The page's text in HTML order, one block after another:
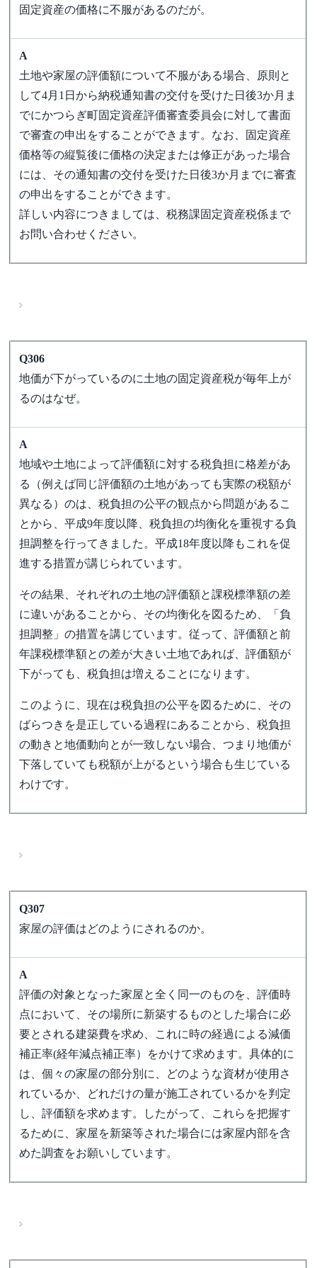
固定資産の価格に不服があるのだが。
A
土地や家屋の評価額について不服がある場合、原則と
して4月1日から納税通知書の交付を受けた日後3か月ま
でにかつらぎ町固定資産評価審査委員会に対して書面
で審査の申出をすることができます。なお、固定資産
価格等の縦覧後に価格の決定または修正があった場合
には、その通知書の交付を受けた日後3か月までに審査
の申出をすることができます。
詳しい内容につきましては、税務課固定資産税係まで
お問い合わせください。
Q306
地価が下がっているのに土地の固定資産税が毎年上が
るのはなぜ。
A
地域や土地によって評価額に対する税負担に格差があ
る（例えば同じ評価額の土地があっても実際の税額が
異なる）のは、税負担の公平の観点から問題があるこ
とから、平成9年度以降、税負担の均衡化を重視する負
担調整を行ってきました。平成18年度以降もこれを促
進する措置が講じられています。
その結果、それぞれの土地の評価額と課税標準額の差
に違いがあることから、その均衡化を図るため、「負
担調整」の措置を講じています。従って、評価額と前
年課税標準額との差が大きい土地であれば、評価額が
下がっても、税負担は増えることになります。
このように、現在は税負担の公平を図るために、その
ばらつきを是正している過程にあることから、税負担
の動きと地価動向とが一致しない場合、つまり地価が
下落していても税額が上がるという場合も生じている
わけです。
Q307
家屋の評価はどのようにされるのか。
A
評価の対象となった家屋と全く同一のものを、評価時
点において、その場所に新築するものとした場合に必
要とされる建築費を求め、これに時の経過による減価
補正率(経年減点補正率）をかけて求めます。具体的に
は、個々の家屋の部分別に、どのような資材が使用さ
れているか、どれだけの量が施工されているかを判定
し、評価額を求めます。したがって、これらを把握す
るために、家屋を新築等された場合には家屋内部を含
めた調査をお願いしています。